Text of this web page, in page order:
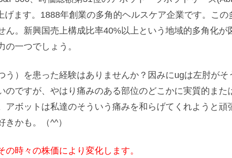
げます。1888年創業の多角的ヘルスケア企業です。この
ん。新興国売上構成比率40%以上という地域的多角化が
一つでしょう。
う）を患った経験はありませんか？因みにugは左肘がそ
のですが、やはり痛みのある部位のどこかに実質的また
アボットは私達のそういう痛みを和らげてくれようと頑
かも。（^^）
時々の株価により変化します。